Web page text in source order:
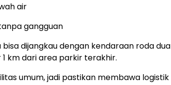
air
gangguan
dijangkau dengan kendaraan roda dua
km dari area parkir terakhir.
umum, jadi pastikan membawa logistik